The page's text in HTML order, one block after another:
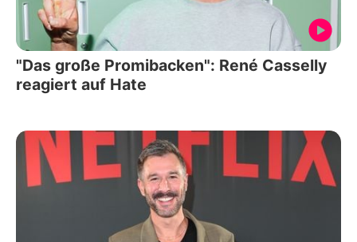
"Das große Promibacken": René Casselly
reagiert auf Hate